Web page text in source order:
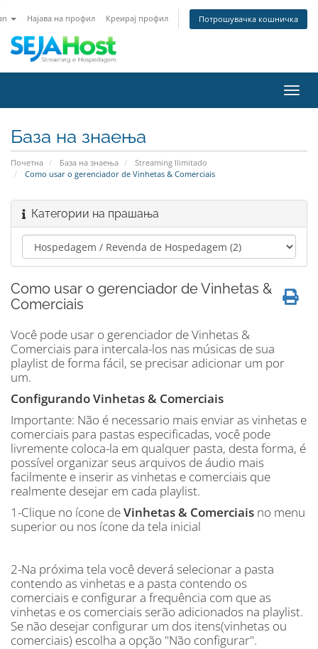
Најава на профил Креирај профил Потрошувачка кошничка
ја
База на знаења
Почетна База на знаења
Streaming Ilimitado
Como usar o gerenciador de Vinhetas & Comerciais
Категории на прашања
Como usar o gerenciador de Vinhetas &
Comerciais
Você pode usar o gerenciador de Vinhetas &
Comerciais para intercala-los nas músicas de sua
playlist de forma fácil, se precisar adicionar um por
um.
Configurando Vinhetas & Comerciais
Importante: Não é necessario mais enviar as vinhetas e
comerciais para pastas especificadas, você pode
livremente coloca-la em qualquer pasta, desta forma, é
possível organizar seus arquivos de áudio mais
facilmente e inserir as vinhetas e comerciais que
realmente desejar em cada playlist.
1-Clique no ícone deVinhetas & Comerciais no menu
superior ou nos ícone da tela inicial
2-Na próxima tela você deverá selecionar a pasta
contendo as vinhetas e a pasta contendo os
comerciais e configurar a frequência com que as
vinhetas e os comerciais serão adicionados na playlist.
Se não desejar configurar um dos itens(vinhetas ou
comerciais) escolha a opção "Não configurar".